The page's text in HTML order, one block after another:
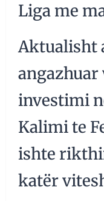
Liga me
Aktualisht
investimi
Kalimi te
ishte
katër